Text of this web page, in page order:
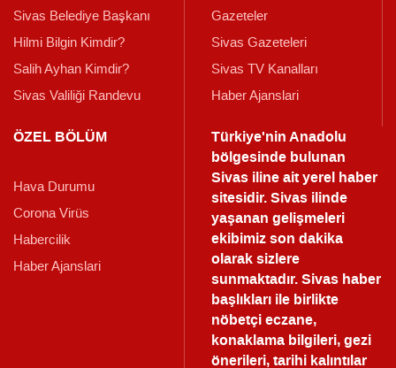
Sivas Belediye Başkanı
Hilmi Bilgin Kimdir?
Salih Ayhan Kimdir?
Sivas Valiliği Randevu
Gazeteler
Sivas Gazeteleri
Sivas TV Kanalları
Haber Ajanslari
ÖZEL BÖLÜM
Hava Durumu
Corona Virüs
Habercilik
Haber Ajanslari
Türkiye'nin Anadolu
bölgesinde bulunan
Sivas iline ait yerel haber
sitesidir. Sivas ilinde
yaşanan gelişmeleri
ekibimiz son dakika
olarak sizlere
sunmaktadır.Sivas haber
başlıkları ile birlikte
nöbetçi eczane,
konaklama bilgileri, gezi
önerileri, tarihi kalıntılar